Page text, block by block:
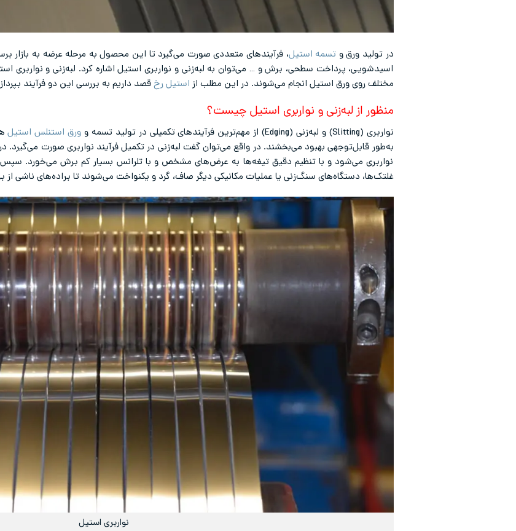
در تولید ورق و تسمه استیل، فرآیندهای متعددی صورت می‌گیرد تا این محصول به مرحله عرضه به بازار
اسیدشویی، پرداخت سطحی، برش و … می‌توان به لبه‌زنی و نواربری استیل اشاره کرد. لبه‌زنی و نواربری
مختلف روی ورق استیل انجام می‌شوند. در این مطلب از استیل رخقصد داریم به بررسی این دو فرآیند
منظور از لبه‌زنی و نواربری استیل چیست؟
نواربری (Slitting) و لبه‌زنی (Edging) از مهم‌ترین فرآیندهای تکمیلی در تولید تسمه و ورق استنلس استیل
به‌طور قابل‌توجهی بهبود می‌بخشند. در واقع می‌توان گفت لبه‌زنی در تکمیل فرآیند نواربری صورت می‌گیرد.
نواربری می‌شود و با تنظیم دقیق تیغه‌ها به عرض‌های مشخص و با تلرانس بسیار کم برش می‌خورد. سپس در
غلتک‌ها، دستگاه‌های سنگ‌زنی یا عملیات مکانیکی دیگر صاف، گرد و یکنواخت می‌شوند تا براده‌های ناشی از
نواربری استیل